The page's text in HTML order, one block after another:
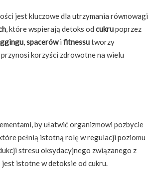
jest kluczowe dla utrzymania równowagi
, które wspierają detoks od cukrupoprzez
,spacerówi fitnessutworzy
korzyści zdrowotne na wielu
by ułatwić organizmowi pozbycie
pełnią istotną rolę w regulacji poziomu
stresu oksydacyjnego związanego z
istotne w detoksie od cukru.